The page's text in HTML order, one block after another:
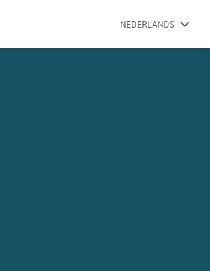
NEDERLANDS